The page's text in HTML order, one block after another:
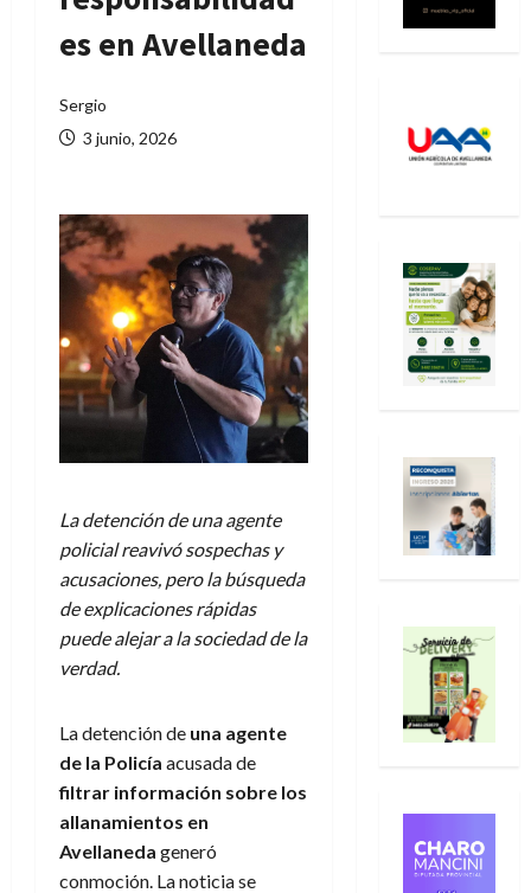
es en Avellaneda
Sergio
3 junio, 2026
La detención de una agente
policial reavivó sospechas y
acusaciones, pero la búsqueda
de explicaciones rápidas
puede alejar a la sociedad de la
verdad.
La detención de una agente
de la Policía acusada de
filtrar información sobre los
allanamientos en
Avellaneda generó
conmoción. La noticia se